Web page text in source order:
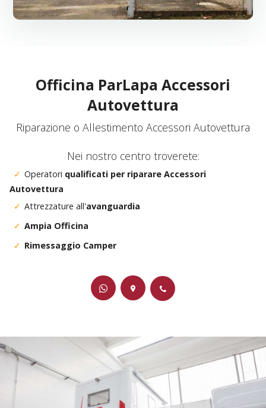
Officina ParLapa Accessori
Autovettura
Riparazione o Allestimento Accessori Autovettura
Nei nostro centro troverete:
Operatori qualificati per riparare Accessori
Autovettura
Attrezzature all'avanguardia
Ampia Officina
Rimessaggio Camper